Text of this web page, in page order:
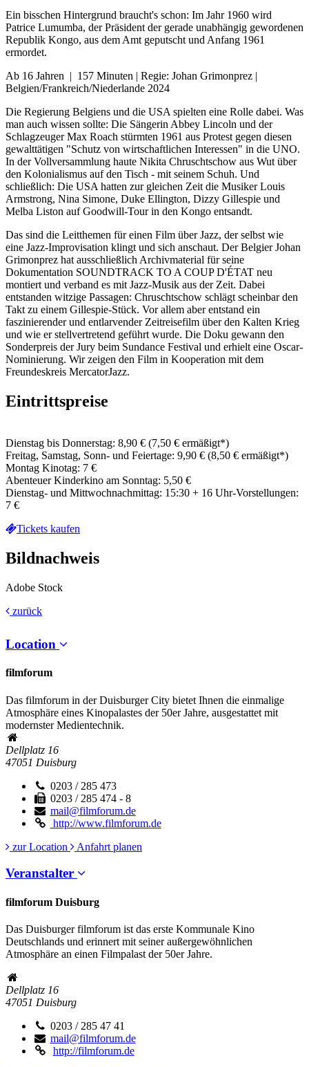
Ein bisschen Hintergrund braucht's schon: Im Jahr 1960 wird
Patrice Lumumba, der Präsident der gerade unabhängig gewordenen
Republik Kongo, aus dem Amt geputscht und Anfang 1961
ermordet.
Ab 16 Jahren | 157 Minuten | Regie: Johan Grimonprez |
Belgien/Frankreich/Niederlande 2024
Die Regierung Belgiens und die USA spielten eine Rolle dabei. Was
man auch wissen sollte: Die Sängerin Abbey Lincoln und der
Schlagzeuger Max Roach stürmten 1961 aus Protest gegen diesen
gewalttätigen "Schutz von wirtschaftlichen Interessen" in die UNO.
In der Vollversammlung haute Nikita Chruschtschow aus Wut über
den Kolonialismus auf den Tisch - mit seinem Schuh. Und
schließlich: Die USA hatten zur gleichen Zeit die Musiker Louis
Armstrong, Nina Simone, Duke Ellington, Dizzy Gillespie und
Melba Liston auf Goodwill-Tour in den Kongo entsandt.
Das sind die Leitthemen für einen Film über Jazz, der selbst wie
eine Jazz-Improvisation klingt und sich anschaut. Der Belgier Johan
Grimonprez hat ausschließlich Archivmaterial für seine
Dokumentation SOUNDTRACK TO A COUP D'ÉTAT neu
montiert und verband es mit Jazz-Musik aus der Zeit. Dabei
entstanden witzige Passagen: Chruschtschow schlägt scheinbar den
Takt zu einem Gillespie-Stück. Vor allem aber entstand ein
faszinierender und entlarvender Zeitreisefilm über den Kalten Krieg
und wie er stellvertretend geführt wurde. Die Doku gewann den
Sonderpreis der Jury beim Sundance Festival und erhielt eine Oscar-
Nominierung. Wir zeigen den Film in Kooperation mit dem
Freundeskreis MercatorJazz.
Eintrittspreise
Dienstag bis Donnerstag: 8,90 € (7,50 € ermäßigt*)
Freitag, Samstag, Sonn- und Feiertage: 9,90 € (8,50 € ermäßigt*)
Montag Kinotag: 7 €
Abenteuer Kinderkino am Sonntag: 5,50 €
Dienstag- und Mittwochnachmittag: 15:30 + 16 Uhr-Vorstellungen:
7 €
Tickets kaufen
Bildnachweis
Adobe Stock
zurück
Location
filmforum
Das filmforum in der Duisburger City bietet Ihnen die einmalige
Atmosphäre eines Kinopalastes der 50er Jahre, ausgestattet mit
modernster Medientechnik.
Dellplatz 16
47051 Duisburg
0203 / 285 473
0203 / 285 474 - 8
mail@filmforum.de
http://www.filmforum.de
zur Location
Anfahrt planen
Veranstalter
filmforum Duisburg
Das Duisburger filmforum ist das erste Kommunale Kino
Deutschlands und erinnert mit seiner außergewöhnlichen
Atmosphäre an einen Filmpalast der 50er Jahre.
Dellplatz 16
47051 Duisburg
0203 / 285 47 41
mail@filmforum.de
http://filmforum.de